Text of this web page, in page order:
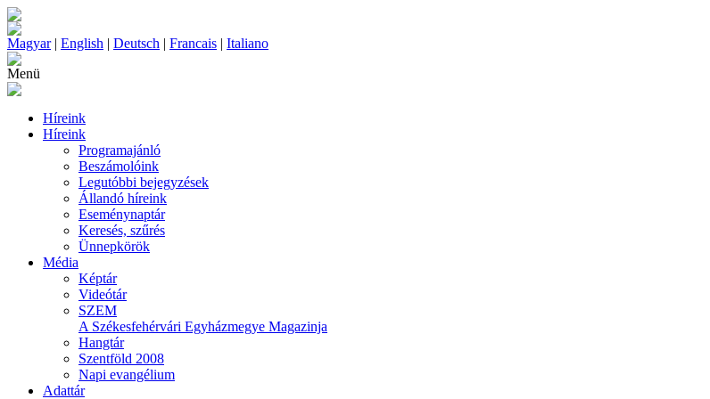
Magyar| English | Deutsch | Francais | Italiano
Menü
Híreink
Híreink
Programajánló
Beszámolóink
Legutóbbi bejegyzések
Állandó híreink
Eseménynaptár
Keresés, szűrés
Ünnepkörök
Média
Képtár
Videótár
SZEM
A Székesfehérvári Egyházmegye Magazinja
Hangtár
Szentföld 2008
Napi evangélium
Adattár